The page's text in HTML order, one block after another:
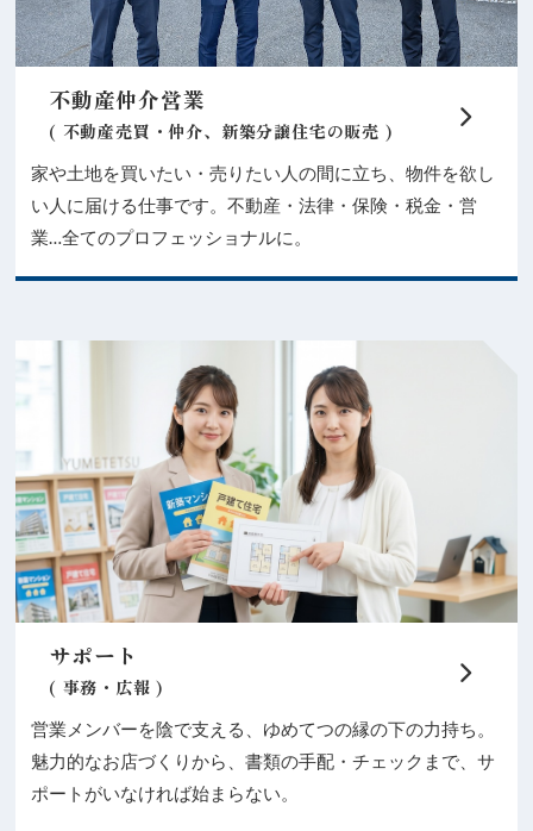
不動産仲介営業
( 不動産売買・仲介、新築分譲住宅の販売 )
家や土地を買いたい・売りたい人の間に立ち、物件を欲し
い人に届ける仕事です。不動産・法律・保険・税金・営
業…全てのプロフェッショナルに。
サポート
( 事務・広報 )
営業メンバーを陰で支える、ゆめてつの縁の下の力持ち。
魅力的なお店づくりから、書類の手配・チェックまで、サ
ポートがいなければ始まらない。